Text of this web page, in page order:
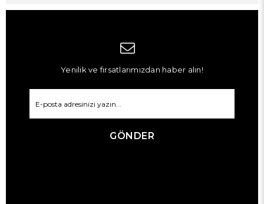
Yenilik ve fırsatlarımızdan haber alın!
GÖNDER